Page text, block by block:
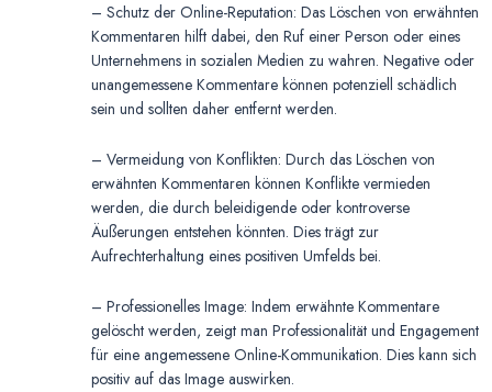
– Schutz der Online-Reputation: Das Löschen von erwähnten
Kommentaren hilft dabei, den Ruf einer Person oder eines
Unternehmens in sozialen Medien zu wahren. Negative oder
unangemessene Kommentare können potenziell schädlich
sein und sollten daher entfernt werden.
– Vermeidung von Konflikten: Durch das Löschen von
erwähnten Kommentaren können Konflikte vermieden
werden, die durch beleidigende oder kontroverse
Äußerungen entstehen könnten. Dies trägt zur
Aufrechterhaltung eines positiven Umfelds bei.
– Professionelles Image: Indem erwähnte Kommentare
gelöscht werden, zeigt man Professionalität und Engagement
für eine angemessene Online-Kommunikation. Dies kann sich
positiv auf das Image auswirken.